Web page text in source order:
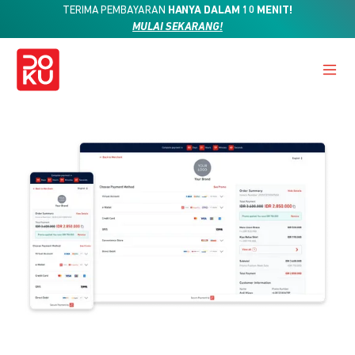
TERIMA PEMBAYARAN HANYA DALAM 10 MENIT!
MULAI SEKARANG!